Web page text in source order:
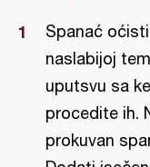
Spanać
naslabijoj
uputsvu sa
procedite ih.
prokuvan